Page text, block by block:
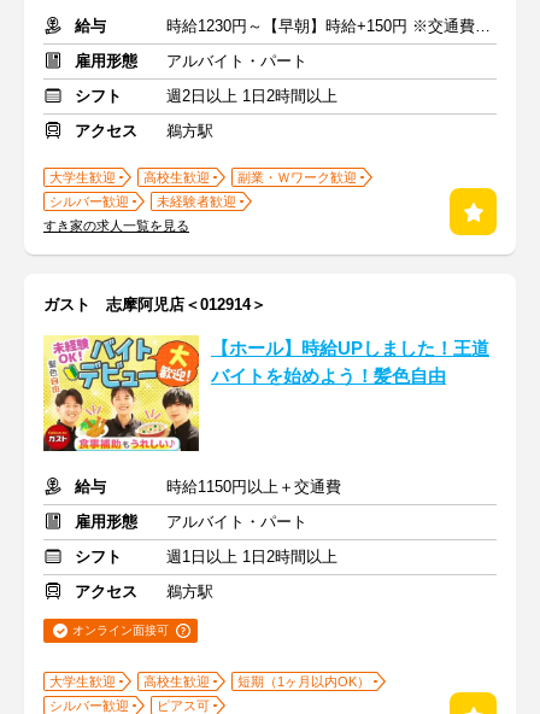
給与
時給1230円～【早朝】時給+150円 ※交通費支給
雇用形態
アルバイト・パート
シフト
週2日以上 1日2時間以上
アクセス
鵜方駅
大学生歓迎 高校生歓迎
副業・Ｗワーク歓迎
シルバー歓迎
未経験者歓迎
すき家の求人一覧を見る
ガスト 志摩阿児店＜012914＞
【ホール】時給UPしました！王道
バイトを始めよう！髪色自由
給与
時給1150円以上＋交通費
雇用形態
アルバイト・パート
シフト
週1日以上 1日2時間以上
アクセス
鵜方駅
オンライン面接可
大学生歓迎 高校生歓迎
短期（1ヶ月以内OK）
シルバー歓迎
ピアス可